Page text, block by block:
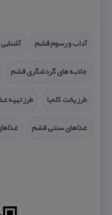
آداب و رسوم قشم
جاذبه های گردشگری قشم
طرز پخت كلمبا
طرز تهیه
غذاهای سنتی قشم